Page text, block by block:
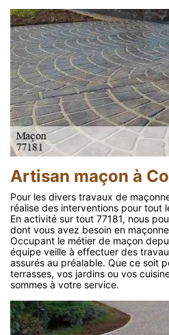
Artisan maçon à
Pour les divers travaux de
réalise des interventions pour tout
En activité sur tout 77181, nous
dont vous avez besoin en
Occupant le métier de maçon
équipe veille à effectuer des
assurés au préalable. Que ce soit
terrasses, vos jardins ou vos
sommes à votre service.